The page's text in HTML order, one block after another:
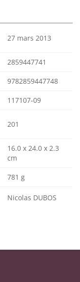
27 mars 2013
2859447741
9782859447748
117107-09
201
16.0 x 24.0 x 2.3
cm
781 g
Nicolas DUBOS